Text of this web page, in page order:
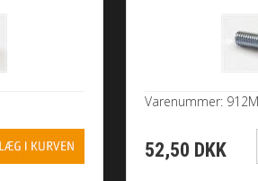
Varenummer:
52,50 DKK